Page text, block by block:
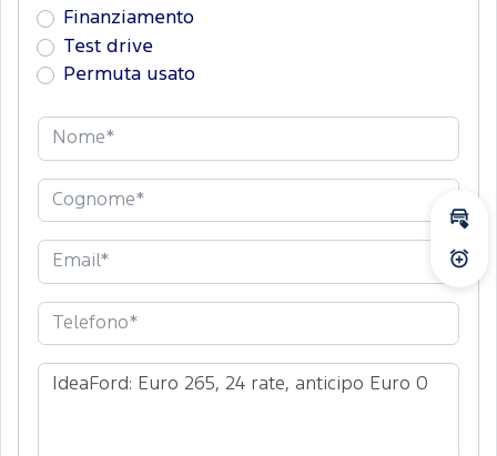
Finanziamento
Test drive
Permuta usato